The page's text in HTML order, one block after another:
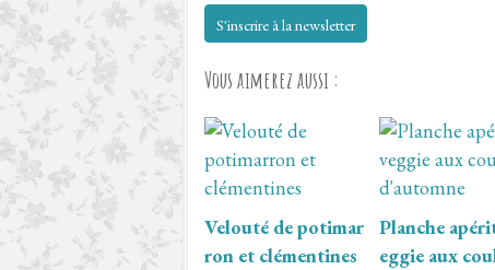
S'inscrire à la newsletter
Vous aimerez aussi :
Velouté de potimar
ron et clémentines
Planche
eggie aux